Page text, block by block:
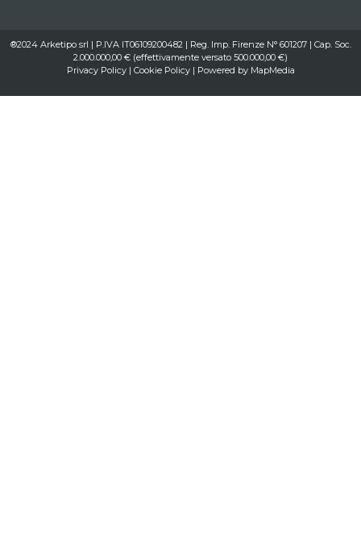
®2024 Arketipo srl | P.IVA IT06109200482 | Reg. Imp. Firenze N° 601207 | Cap. Soc.
2.000.000,00 € (effettivamente versato 500.000,00 €)
Privacy Policy| Cookie Policy| Powered by MapMedia